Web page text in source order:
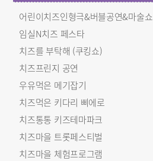
어린이치즈인형극&버블공연&마술쇼
임실N치즈 페스타
치즈를 부탁해 (쿠킹쇼)
치즈프린지 공연
우유먹은 메기잡기
치즈먹은 키다리 삐에로
치즈통통 키즈테마파크
치즈마을 트롯페스티벌
치즈마을 체험프로그램